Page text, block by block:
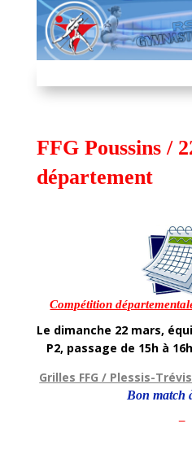
FFG Poussins /
département
Compétition
Le dimanche 22 mars,
P2, passage de 15h à
Grilles FFG / Plessis-
Bon match
–